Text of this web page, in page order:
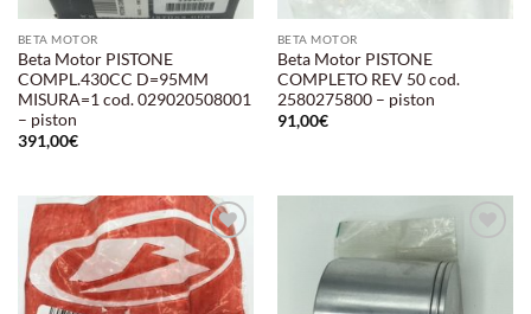
BETA MOTOR
Beta Motor PISTONE
COMPL.430CC D=95MM
MISURA=1 cod. 029020508001
– piston
391,00€
BETA MOTOR
Beta Motor PISTONE
COMPLETO REV 50 cod.
2580275800 – piston
91,00€
Aggiungi
alla lista
dei
desideri
Aggiungi
alla lista